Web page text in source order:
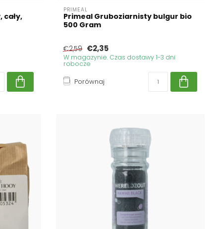
cały,
PRIMEAL
Primeal Gruboziarnisty bulgur bio
500 Gram
€2,59 €2,35
W magazynie. Czas dostawy 1-3 dni
robocze
Porównaj